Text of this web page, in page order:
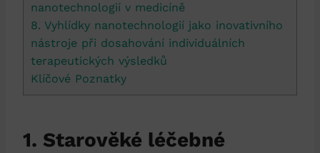
nanotechnologií v medicíně
8. Vyhlídky nanotechnologií jako inovativního
nástroje při dosahování individuálních
terapeutických výsledků
Klíčové Poznatky
1. Starověké léčebné